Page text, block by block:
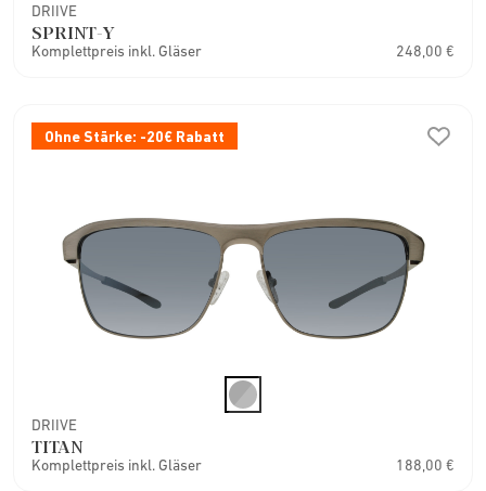
DRIIVE
SPRINT-Y
Komplettpreis inkl. Gläser 248,00 €
Ohne Stärke: -20€ Rabatt
DRIIVE
TITAN
Komplettpreis inkl. Gläser 188,00 €